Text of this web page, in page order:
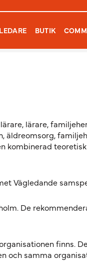
BUTIK
lärare,
äldreomsorg,
kombinerad
Vägledande
De
finns.
och samma